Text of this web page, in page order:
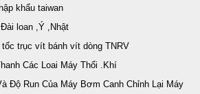
khẩu taiwan
loan ,Ý ,Nhật
trục vít bánh vít dòng TNRV
Các Loai Máy Thổi .Khí
Độ Run Của Máy Bơm Canh Chỉnh Lại Máy